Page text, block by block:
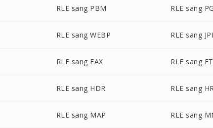
RLE sang PBM RLE sang
RLE sang WEBP RLE sang
RLE sang FAX RLE sang
RLE sang HDR RLE sang
RLE sang MAP RLE sang